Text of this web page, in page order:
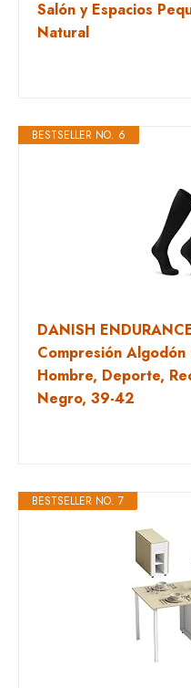
Salón y Espacios
Natural
BESTSELLER NO. 6
DANISH
Compresión
Hombre, Deporte,
Negro, 39-42
BESTSELLER NO. 7